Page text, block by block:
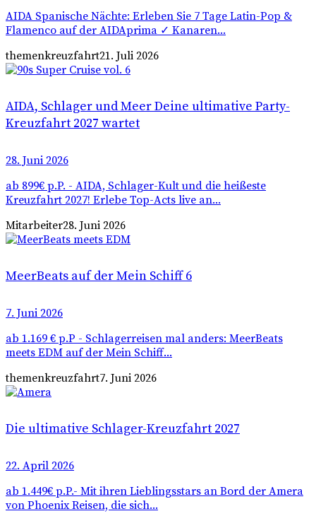
AIDA Spanische Nächte: Erleben Sie 7 Tage Latin-Pop &
Flamenco auf der AIDAprima ✓ Kanaren...
themenkreuzfahrt21. Juli 2026
AIDA, Schlager und Meer Deine ultimative Party-
Kreuzfahrt 2027 wartet
28. Juni 2026
ab 899€ p.P. - AIDA, Schlager-Kult und die heißeste
Kreuzfahrt 2027! Erlebe Top-Acts live an...
Mitarbeiter28. Juni 2026
MeerBeats auf der Mein Schiff 6
7. Juni 2026
ab 1.169 € p.P - Schlagerreisen mal anders: MeerBeats
meets EDM auf der Mein Schiff...
themenkreuzfahrt7. Juni 2026
Die ultimative Schlager-Kreuzfahrt 2027
22. April 2026
ab 1.449€ p.P.- Mit ihren Lieblingsstars an Bord der Amera
von Phoenix Reisen, die sich...